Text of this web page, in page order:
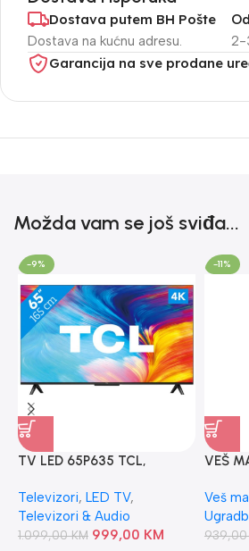
Dostava putem BH Pošte
Dostava na kućnu adresu. 2-
Garancija na sve prodane
Možda vam se još sviđa...
-9%
TV LED 65P635 TCL,
Televizori, LED TV,
Televizori & Audio
1.099,00KM 999,00 KM
-11%
VEŠ
Veš